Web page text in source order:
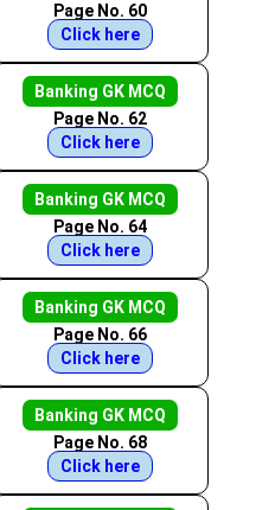
Page No. 60
Click here
Banking GK MCQ
Page No. 62
Click here
Banking GK MCQ
Page No. 64
Click here
Banking GK MCQ
Page No. 66
Click here
Banking GK MCQ
Page No. 68
Click here